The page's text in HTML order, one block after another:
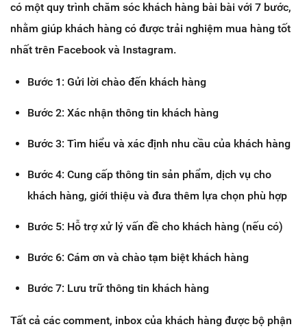
có một quy trình chăm sóc khách hàng bài bài với 7 bước,
nhằm giúp khách hàng có được trải nghiệm mua hàng tốt
nhất trên Facebook và Instagram.
Bước 1: Gửi lời chào đến khách hàng
Bước 2: Xác nhận thông tin khách hàng
Bước 3: Tìm hiểu và xác định nhu cầu của khách hàng
Bước 4: Cung cấp thông tin sản phẩm, dịch vụ cho
khách hàng, giới thiệu và đưa thêm lựa chọn phù hợp
Bước 5: Hỗ trợ xử lý vấn đề cho khách hàng (nếu có)
Bước 6: Cám ơn và chào tạm biệt khách hàng
Bước 7: Lưu trữ thông tin khách hàng
Tất cả các comment, inbox của khách hàng được bộ phận